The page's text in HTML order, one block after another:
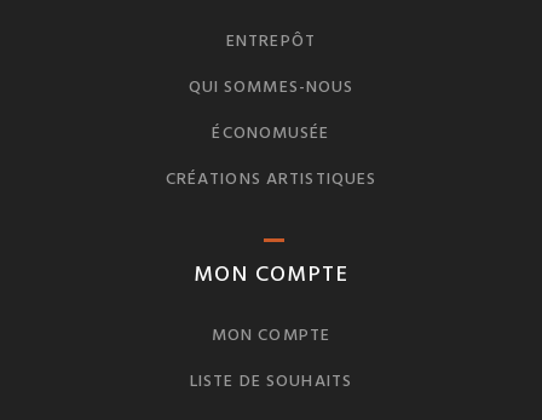
ENTREPÔT
QUI SOMMES-NOUS
ÉCONOMUSÉE
CRÉATIONS ARTISTIQUES
MON COMPTE
MON COMPTE
LISTE DE SOUHAITS